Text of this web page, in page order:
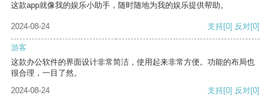
这款app就像我的娱乐小助手，随时随地为我的娱乐提供帮助。
2024-08-24 支持[0] 反对[0]
游客
这款办公软件的界面设计非常简洁，使用起来非常方便。功能的布局也
很合理，一目了然。
2024-08-24
支持[0] 反对[0]